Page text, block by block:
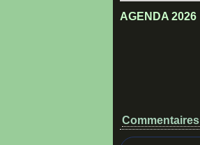
AGENDA 2026
Commentaires